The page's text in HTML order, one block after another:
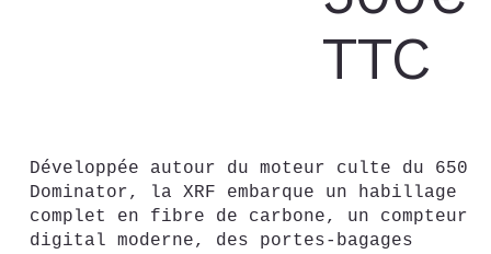
TTC
Développée autour du moteur culte du 650
Dominator, la XRF embarque un habillage
complet en fibre de carbone, un compteur
digital moderne, des portes-bagages